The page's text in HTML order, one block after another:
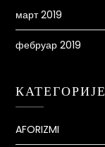
март 2019
фебруар 2019
КАТЕГОРИЈЕ
AFORIZMI